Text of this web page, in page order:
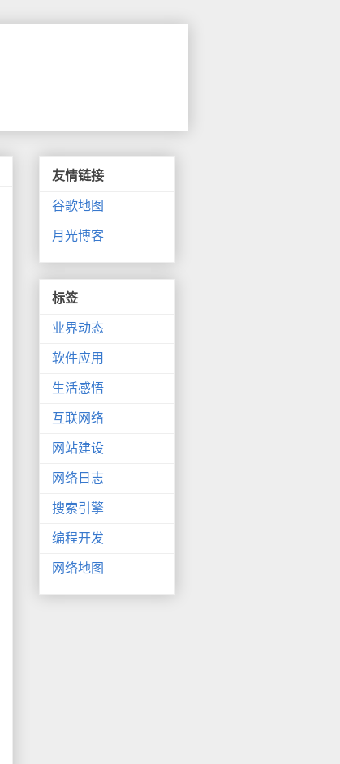
友情链接
谷歌地图
月光博客
标签
业界动态
软件应用
生活感悟
互联网络
网站建设
网络日志
搜索引擎
编程开发
网络地图